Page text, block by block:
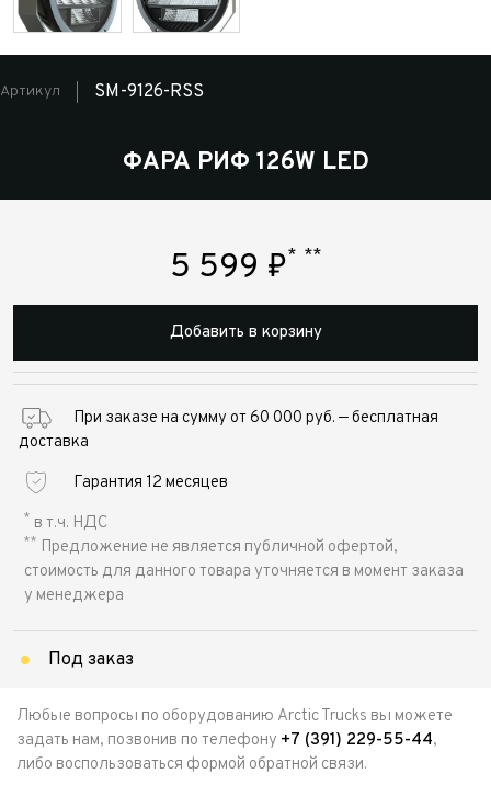
Артикул SM-9126-RSS
ФАРА РИФ 126W LED
5 599 ₽* **
Добавить в корзину
При заказе на сумму от 60 000 руб. — бесплатная
доставка
Гарантия 12 месяцев
* в т.ч. НДС
** Предложение не является публичной офертой,
стоимость для данного товара уточняется в момент заказа
у менеджера
Под заказ
Любые вопросы по оборудованию Arctic Trucks вы можете
задать нам, позвонив по телефону +7 (391) 229-55-44,
либо воспользоваться формой обратной связи.